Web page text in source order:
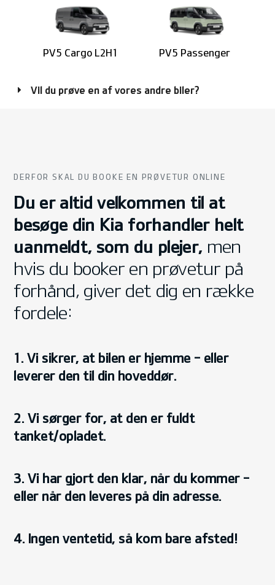
PV5 Cargo L2H1 PV5 Passenger
Vil du prøve en af vores andre biler?
DERFOR SKAL DU BOOKE EN PRØVETUR ONLINE
Du er altid velkommen til at
besøge din Kia forhandler helt
uanmeldt, som du plejer, men
hvis du booker en prøvetur på
forhånd, giver det dig en række
fordele:
1. Vi sikrer, at bilen er hjemme - eller
leverer den til din hoveddør.
2. Vi sørger for, at den er fuldt
tanket/opladet.
3. Vi har gjort den klar, når du kommer –
eller når den leveres på din adresse.
4. Ingen ventetid, så kom bare afsted!